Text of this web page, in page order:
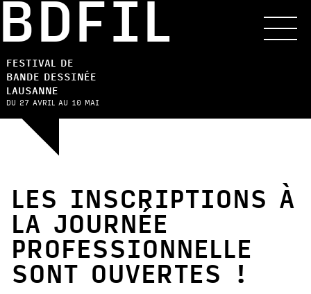
FESTIVAL DE
BANDE DESSINÉE
LAUSANNE
DU 27 AVRIL AU 10 MAI
LES INSCRIPTIONS À
LA JOURNÉE
PROFESSIONNELLE
SONT OUVERTES !